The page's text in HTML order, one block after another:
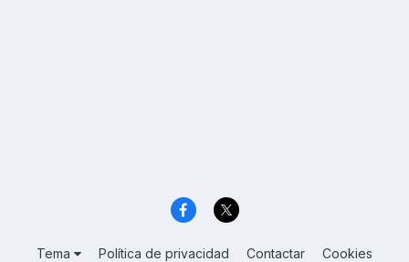
Tema Política de privacidad Contactar Cookies